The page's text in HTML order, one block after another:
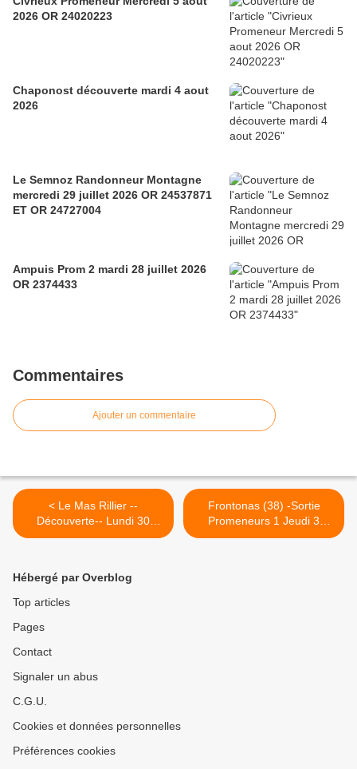
2026 OR 24020223
Chaponost découverte mardi 4 aout
2026
Le Semnoz Randonneur Montagne
mercredi 29 juillet 2026 OR 24537871
ET OR 24727004
Ampuis Prom 2 mardi 28 juillet 2026
OR 2374433
Commentaires
Ajouter un commentaire
< Le Mas Rillier --
Découverte-- Lundi 30
Septembre 2019
Frontonas (38) -Sortie
Promeneurs 1 Jeudi 3
octobre 2019 >
Hébergé par Overblog
Top articles
Pages
Contact
Signaler un abus
C.G.U.
Cookies et données personnelles
Préférences cookies